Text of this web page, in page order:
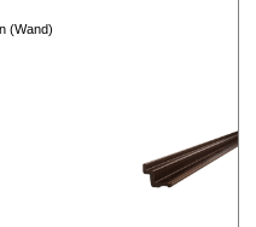
(Wand)